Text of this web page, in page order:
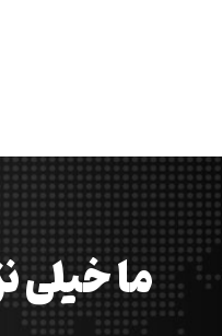
ما خیلی